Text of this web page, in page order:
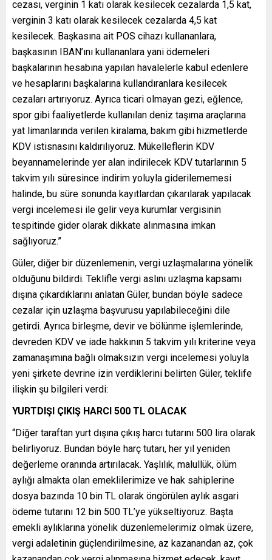
cezası, verginin 1 katı olarak kesilecek cezalarda 1,5 kat,
verginin 3 katı olarak kesilecek cezalarda 4,5 kat
kesilecek. Başkasına ait POS cihazı kullananlara,
başkasının IBAN’ını kullananlara yani ödemeleri
başkalarının hesabına yapılan havalelerle kabul edenlere
ve hesaplarını başkalarına kullandıranlara kesilecek
cezaları artırıyoruz. Ayrıca ticari olmayan gezi, eğlence,
spor gibi faaliyetlerde kullanılan deniz taşıma araçlarına
yat limanlarında verilen kiralama, bakım gibi hizmetlerde
KDV istisnasını kaldırılıyoruz. Mükelleflerin KDV
beyannamelerinde yer alan indirilecek KDV tutarlarının 5
takvim yılı süresince indirim yoluyla giderilememesi
halinde, bu süre sonunda kayıtlardan çıkarılarak yapılacak
vergi incelemesi ile gelir veya kurumlar vergisinin
tespitinde gider olarak dikkate alınmasına imkan
sağlıyoruz.”
Güler, diğer bir düzenlemenin, vergi uzlaşmalarına yönelik
olduğunu bildirdi. Teklifle vergi aslını uzlaşma kapsamı
dışına çıkardıklarını anlatan Güler, bundan böyle sadece
cezalar için uzlaşma başvurusu yapılabileceğini dile
getirdi. Ayrıca birleşme, devir ve bölünme işlemlerinde,
devreden KDV ve iade hakkının 5 takvim yılı kriterine veya
zamanaşımına bağlı olmaksızın vergi incelemesi yoluyla
yeni şirkete devrine izin verdiklerini belirten Güler, teklife
ilişkin şu bilgileri verdi:
YURTDIŞI ÇIKIŞ HARCI 500 TL OLACAK
“Diğer taraftan yurt dışına çıkış harcı tutarını 500 lira olarak
belirliyoruz. Bundan böyle harç tutarı, her yıl yeniden
değerleme oranında artırılacak. Yaşlılık, malullük, ölüm
aylığı almakta olan emeklilerimize ve hak sahiplerine
dosya bazında 10 bin TL olarak öngörülen aylık asgari
ödeme tutarını 12 bin 500 TL’ye yükseltiyoruz. Başta
emekli aylıklarına yönelik düzenlemelerimiz olmak üzere,
vergi adaletinin güçlendirilmesine, az kazanandan az, çok